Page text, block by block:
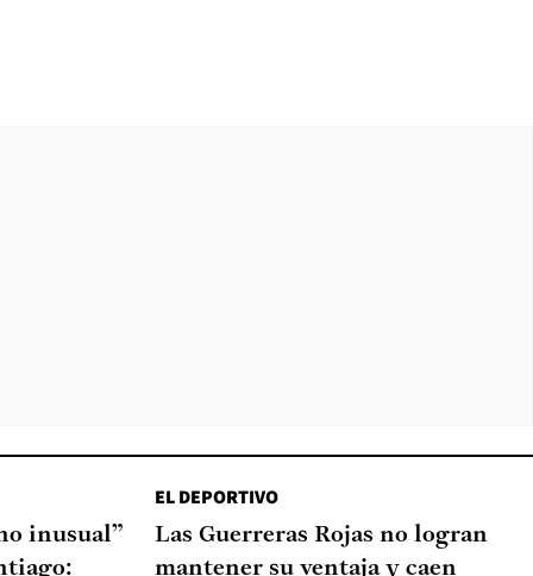
inusual”
EL DEPORTIVO
Las Guerreras Rojas no logran
mantener su ventaja y caen